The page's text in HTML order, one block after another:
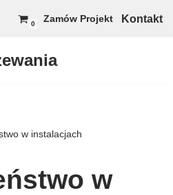
0 Zamów Projekt Kontakt
w instalacjach
w